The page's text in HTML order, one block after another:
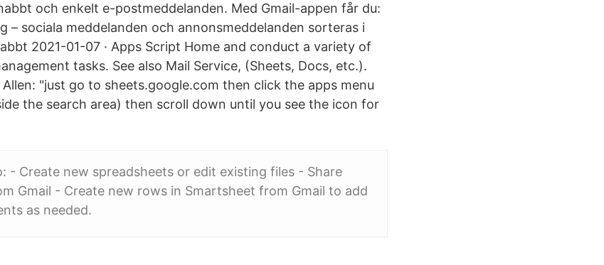
och enkelt e-postmeddelanden. Med Gmail-appen får du:
– sociala meddelanden och annonsmeddelanden sorteras i
2021-01-07 · Apps Script Home and conduct a variety of
tasks. See also Mail Service, (Sheets, Docs, etc.).
"just go to sheets.google.com then click the apps menu
the search area) then scroll down until you see the icon for
- Create new spreadsheets or edit existing files - Share
Gmail - Create new rows in Smartsheet from Gmail to add
as needed.